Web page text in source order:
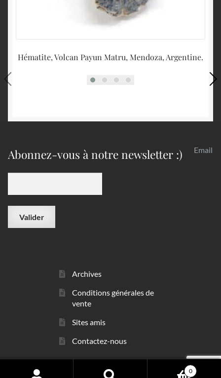
Hématite, Volcan Payun Matru, Mendoza, Argentine.
Abonnez-vous à notre newsletter :) Email
Archives
Conditions générales de
vente
Sites amis
Contactez-nous
© sarl Les Minéraux 2006 - 2026 0